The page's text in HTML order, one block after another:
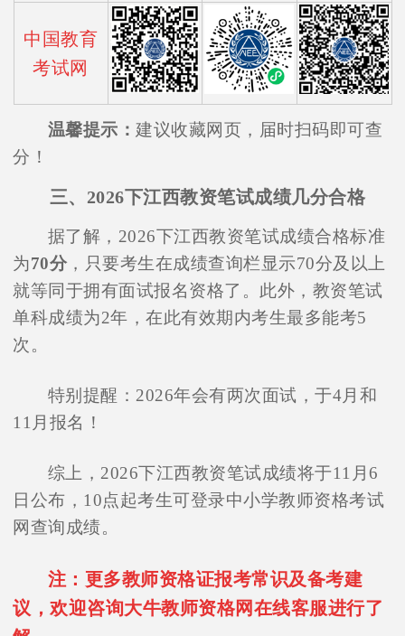
中国教育
考试网
温馨提示：建议收藏网页，届时扫码即可查
分！
三、2026下江西教资笔试成绩几分合格
据了解，2026下江西教资笔试成绩合格标准
为70分，只要考生在成绩查询栏显示70分及以上
就等同于拥有面试报名资格了。此外，教资笔试
单科成绩为2年，在此有效期内考生最多能考5
次。
特别提醒：2026年会有两次面试，于4月和
11月报名！
综上，2026下江西教资笔试成绩将于11月6
日公布，10点起考生可登录中小学教师资格考试
网查询成绩。
注：更多教师资格证报考常识及备考建
议，欢迎咨询大牛教师资格网在线客服进行了